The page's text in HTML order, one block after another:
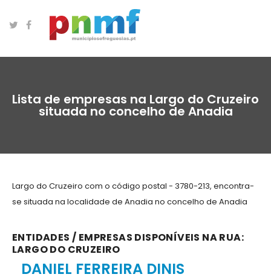
Lista de empresas na Largo do Cruzeiro
situada no concelho de Anadia
Largo do Cruzeiro com o código postal - 3780-213, encontra-
se situada na localidade de Anadia no concelho de Anadia
ENTIDADES / EMPRESAS DISPONÍVEIS NA RUA:
LARGO DO CRUZEIRO
DANIEL FERREIRA DINIS